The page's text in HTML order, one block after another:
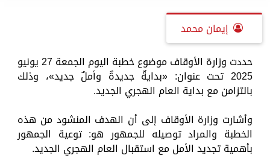
إيمان محمد
حددت وزارة الأوقاف موضوع خطبة اليوم الجمعة 27 يونيو
2025 تحت عنوان: «بدايةٌ جديدةٌ وأملٌ جديد»، وذلك
بالتزامن مع بداية العام الهجري الجديد.
وأشارت وزارة الأوقاف إلى أن الهدف المنشود من هذه
الخطبة والمراد توصيله للجمهور هو: توعية الجمهور
بأهمية تجديد الأمل مع استقبال العام الهجري الجديد.